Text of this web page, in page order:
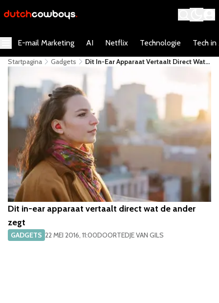
E-mail Marketing AI Netflix Technologie Tech in
Startpagina Gadgets
Dit In-Ear Apparaat Vertaalt Direct Wat
De Ander Zegt
Dit in-ear apparaat vertaalt direct wat de ander
zegt
GADGETS 22 MEI 2016, 11:00DOORTEDJE VAN GILS